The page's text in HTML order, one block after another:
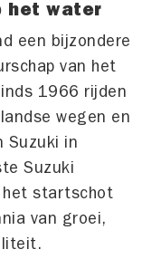
het water
een bijzondere
van het
1966 rijden
wegen en
Suzuki in
Suzuki
het startschot
van groei,